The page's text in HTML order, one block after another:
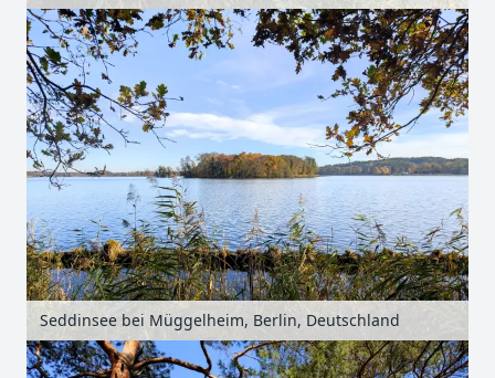
Seddinsee bei Müggelheim, Berlin, Deutschland